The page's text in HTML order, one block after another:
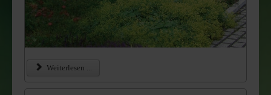
Weiterlesen ...